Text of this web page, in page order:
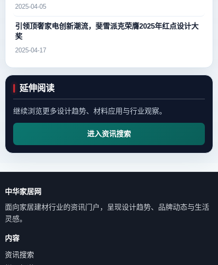
2025-04-05
引领顶奢家电创新潮流，斐雪派克荣膺2025年红点设计大
奖
2025-04-17
延伸阅读
继续浏览更多设计趋势、材料应用与行业观察。
进入资讯搜索
中华家居网
面向家居建材行业的资讯门户，呈现设计趋势、品牌动态与生活
灵感。
内容
资讯搜索